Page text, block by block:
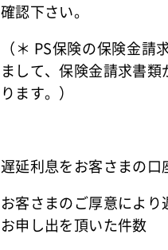
確認下さい。
（＊ PS保険の保険金
まして、保険金請求書
ります。）
遅延利息をお客さまの口
お客さまのご厚意により
お申し出を頂いた件数